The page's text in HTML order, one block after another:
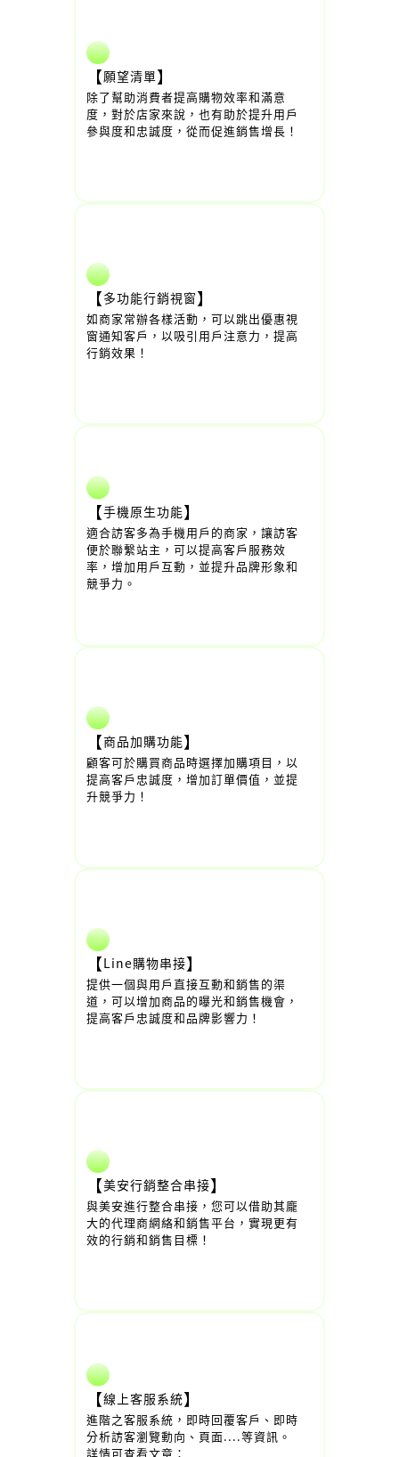
【願望清單】
除了幫助消費者提高購物效率和滿意
度，對於店家來說，也有助於提升用戶
參與度和忠誠度，從而促進銷售增長！
【多功能行銷視窗】
如商家常辦各樣活動，可以跳出優惠視
窗通知客戶，以吸引用戶注意力，提高
行銷效果！
【手機原生功能】
適合訪客多為手機用戶的商家，讓訪客
便於聯繫站主，可以提高客戶服務效
率，增加用戶互動，並提升品牌形象和
競爭力。
【商品加購功能】
顧客可於購買商品時選擇加購項目，以
提高客戶忠誠度，增加訂單價值，並提
升競爭力！
【Line購物串接】
提供一個與用戶直接互動和銷售的渠
道，可以增加商品的曝光和銷售機會，
提高客戶忠誠度和品牌影響力！
【美安行銷整合串接】
與美安進行整合串接，您可以借助其龐
大的代理商網絡和銷售平台，實現更有
效的行銷和銷售目標！
【線上客服系統】
進階之客服系統，即時回覆客戶、即時
分析訪客瀏覽動向、頁面....等資訊。
詳情可查看文章：